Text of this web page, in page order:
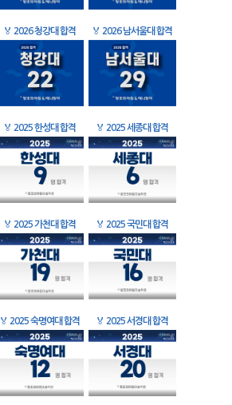
🏅 2026 청강대 합격 🏅 2026 남서울대 합격
🏅 2025 한성대 합격 🏅 2025 세종대 합격
🏅 2025 가천대 합격 🏅 2025 국민대 합격
🏅 2025 숙명여대 합격 🏅 2025 서경대 합격